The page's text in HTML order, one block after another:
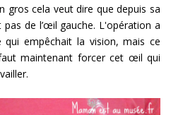
gros cela veut dire que depuis sa
pas de l’œil gauche. L'opération a
empêchait la vision, mais ce
maintenant forcer cet œil qui